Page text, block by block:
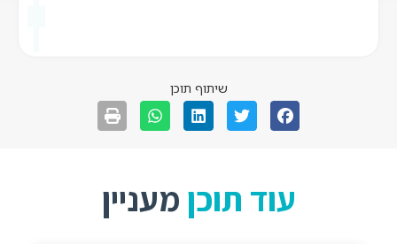
שיתוף תוכן
עוד תוכן מעניין